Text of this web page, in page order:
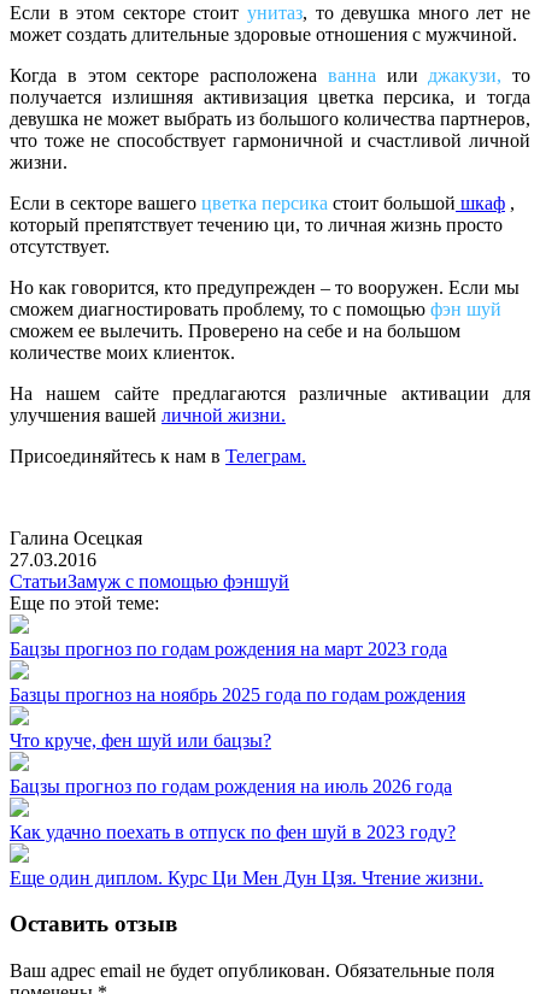
Если в этом секторе стоит унитаз, то девушка много лет не
может создать длительные здоровые отношения с мужчиной.
Когда в этом секторе расположена ванна или джакузи, то
получается излишняя активизация цветка персика, и тогда
девушка не может выбрать из большого количества партнеров,
что тоже не способствует гармоничной и счастливой личной
жизни.
Если в секторе вашего цветка персика стоит большой шкаф ,
который препятствует течению ци, то личная жизнь просто
отсутствует.
Но как говорится, кто предупрежден – то вооружен. Если мы
сможем диагностировать проблему, то с помощью фэн шуй
сможем ее вылечить. Проверено на себе и на большом
количестве моих клиенток.
На нашем сайте предлагаются различные активации для
улучшения вашей личной жизни.
Присоединяйтесь к нам в Телеграм.
Галина Осецкая
27.03.2016
СтатьиЗамуж с помощью фэншуй
Еще по этой теме:
Бацзы прогноз по годам рождения на март 2023 года
Базцы прогноз на ноябрь 2025 года по годам рождения
Что круче, фен шуй или бацзы?
Бацзы прогноз по годам рождения на июль 2026 года
Как удачно поехать в отпуск по фен шуй в 2023 году?
Еще один диплом. Курс Ци Мен Дун Цзя. Чтение жизни.
Оставить отзыв
Ваш адрес email не будет опубликован. Обязательные поля